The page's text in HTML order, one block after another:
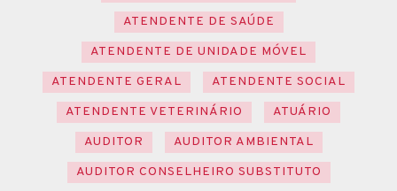
ATENDENTE DE SAÚDE
ATENDENTE DE UNIDADE MÓVEL
ATENDENTE GERAL
ATENDENTE SOCIAL
ATENDENTE VETERINÁRIO
ATUÁRIO
AUDITOR
AUDITOR AMBIENTAL
AUDITOR CONSELHEIRO SUBSTITUTO